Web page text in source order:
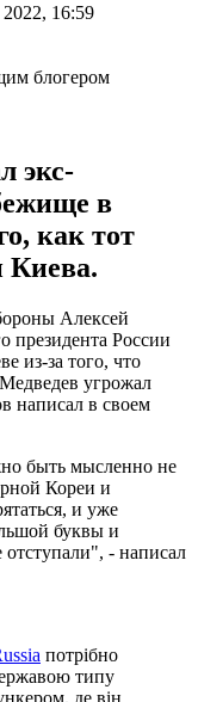
16:59
экс-
в
как тот
Киева.
Алексей
президента России
из-за того, что
угрожал
написал в своем
быть мысленно не
Кореи и
и уже
буквы и
- написал
потрібно
типу
де він